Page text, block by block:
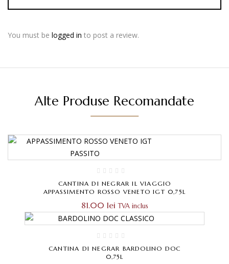
You must be logged in to post a review.
Alte Produse Recomandate
CANTINA DI NEGRAR IL VIAGGIO
APPASSIMENTO ROSSO VENETO IGT 0,75L
81.00 lei TVA inclus
CANTINA DI NEGRAR BARDOLINO DOC
0,75L